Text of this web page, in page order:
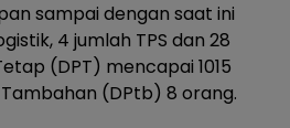
sampai dengan saat ini
4 jumlah TPS dan 28
(DPT) mencapai 1015
(DPtb) 8 orang.